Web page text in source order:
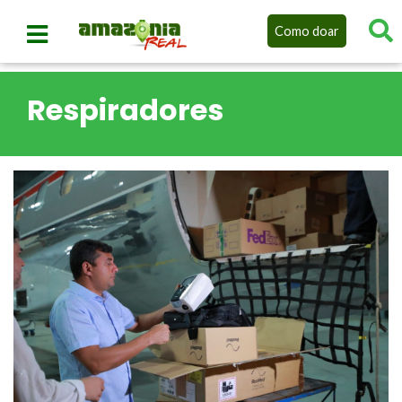
Como doar
Respiradores